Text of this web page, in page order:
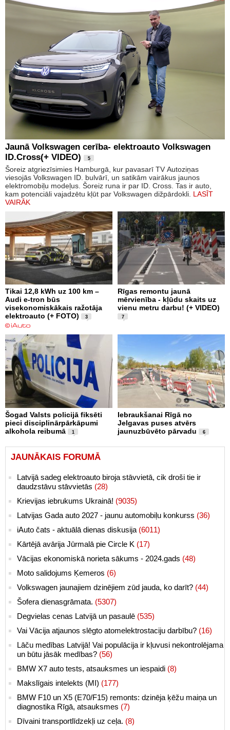
Jaunā Volkswagen cerība- elektroauto Volkswagen
ID.Cross(+ VIDEO)
5
Šoreiz atgriezīsimies Hamburgā, kur pavasarī TV Autoziņas
viesojās Volkswagen ID. bulvārī, un satikām vairākus jaunos
elektromobiļu modeļus. Šoreiz runa ir par ID. Cross. Tas ir auto,
kam potenciāli vajadzētu kļūt par Volkswagen dižpārdokli. LASĪT
VAIRĀK
Tikai 12,8 kWh uz 100 km –
Audi e-tron būs
visekonomiskākais ražotāja
elektroauto (+ FOTO)
3
Rīgas remontu jaunā
mērvienība - kļūdu skaits uz
vienu metru darbu! (+ VIDEO)
7
Šogad Valsts policijā fiksēti
pieci disciplinārpārkāpumi
alkohola reibumā
1
Iebraukšanai Rīgā no
Jelgavas puses atvērs
jaunuzbūvēto pārvadu
6
JAUNĀKAIS FORUMĀ
Latvijā sadeg elektroauto biroja stāvvietā, cik droši tie ir
daudzstāvu stāvvietās (28)
Krievijas iebrukums Ukrainā! (9035)
Latvijas Gada auto 2027 - jaunu automobiļu konkurss (36)
iAuto čats - aktuālā dienas diskusija (6011)
Kārtējā avārija Jūrmalā pie Circle K (17)
Vācijas ekonomiskā norieta sākums - 2024.gads (48)
Moto salidojums Ķemeros (6)
Volkswagen jaunajiem dzinējiem zūd jauda, ko darīt? (44)
Šofera dienasgrāmata. (5307)
Degvielas cenas Latvijā un pasaulē (535)
Vai Vācija atjaunos slēgto atomelektrostaciju darbību? (16)
Lāču medības Latvijā! Vai populācija ir kļuvusi nekontrolējama
un būtu jāsāk medības? (56)
BMW X7 auto tests, atsauksmes un iespaidi (8)
Makslīgais intelekts (MI) (177)
BMW F10 un X5 (E70/F15) remonts: dzinēja ķēžu maiņa un
diagnostika Rīgā, atsauksmes (7)
Dīvaini transportlīdzekļi uz ceļa. (8)